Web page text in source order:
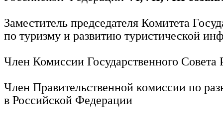
Заместитель председателя Комитета
по туризму и развитию туристической
Член Комиссии Государственного
Член Правительственной комиссии по
в Российской Федерации